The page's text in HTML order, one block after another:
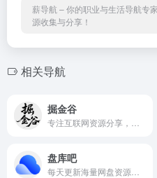
薪导航 – 你的职业与生活导航专
源收集与分享！
相关导航
掘金谷
盘库吧